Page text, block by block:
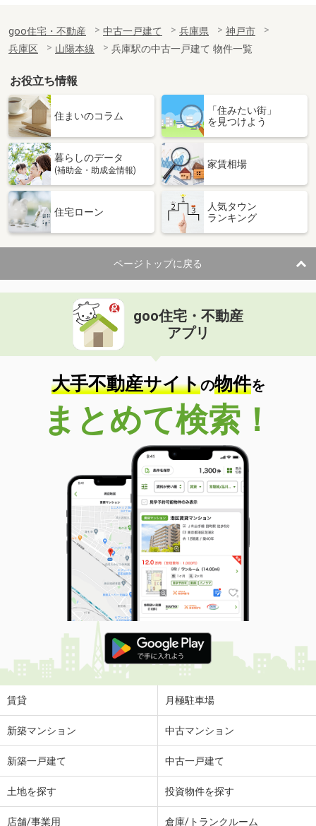
goo住宅・不動産 中古一戸建て 兵庫県
神戸市
兵庫区
山陽本線 兵庫駅の中古一戸建て 物件一覧
お役立ち情報
住まいのコラム
「住みたい街」
を見つけよう
暮らしのデータ
(補助金・助成金情報)
家賃相場
住宅ローン
人気タウン
ランキング
ページトップに戻る
goo住宅・不動産
アプリ
大手不動産サイトの物件を
まとめて検索！
賃貸 月極駐車場
新築マンション 中古マンション
新築一戸建て 中古一戸建て
土地を探す 投資物件を探す
店舗/事業用 倉庫/トランクルーム